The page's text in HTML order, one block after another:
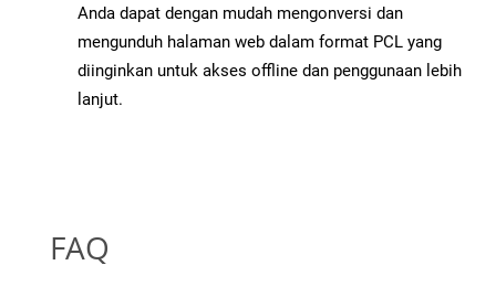
Anda dapat dengan mudah mengonversi dan
mengunduh halaman web dalam format PCL yang
diinginkan untuk akses offline dan penggunaan lebih
lanjut.
FAQ